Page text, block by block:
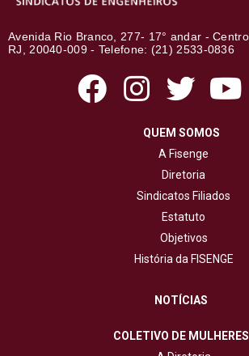
Avenida Rio Branco, 277- 17° andar -
RJ, 20040-009 - Telefone: (21) 2533-0836
QUEM SOMOS
A Fisenge
Diretoria
Sindicatos Filiados
Estatuto
Objetivos
História da FISENGE
NOTÍCIAS
COLETIVO DE MULHERES